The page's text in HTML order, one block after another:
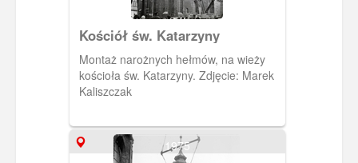
Kościół św. Katarzyny
Montaż narożnych hełmów, na wieży
kościoła św. Katarzyny. Zdjęcie: Marek
Kaliszczak
1975